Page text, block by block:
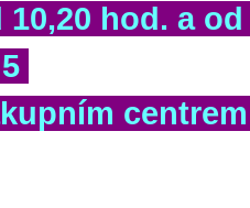
hod. a od